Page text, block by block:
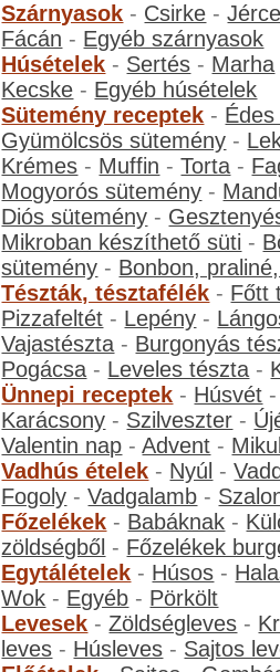
Szárnyasok - Csirke -
Fácán - Egyéb szárnyasok
Húsételek - Sertés - Marha
Kecske - Egyéb húsételek
Sütemény receptek -
Gyümölcsös sütemény -
Krémes - Muffin -Torta -
Mogyorós sütemény -
Diós sütemény -
Mikroban készíthető süti -
sütemény - Bonbon,
Tészták, tésztafélék - Főtt
Pizzafeltét - Lepény -
Vajastészta - Burgonyás
Pogácsa - Leveles tészta -
Ünnepi receptek - Húsvét
Karácsony - Szilveszter -
Valentin nap -Advent -
Vadhús ételek - Nyúl -
Fogoly -Vadgalamb -
Főzelékek - Babáknak -
zöldségből - Főzelékek
Egytálételek - Húsos -
Wok - Egyéb - Pörkölt
Levesek -Zöldségleves -
leves - Húsleves - Sajtos